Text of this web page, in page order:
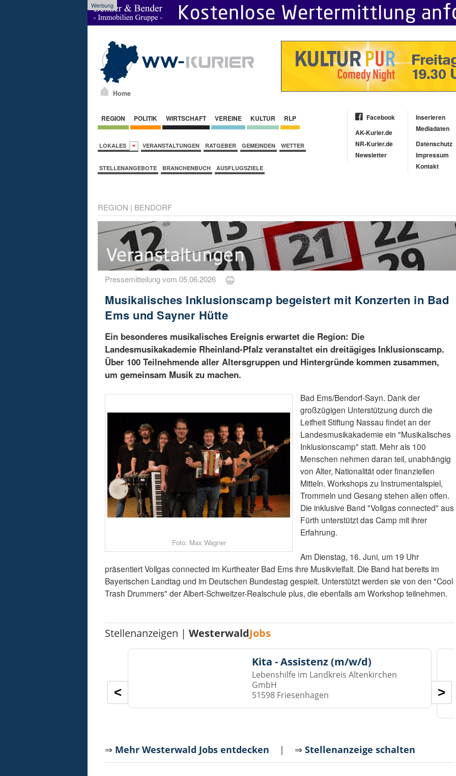
Werbung
Home
REGION POLITIK WIRTSCHAFT VEREINE KULTUR RLP
LOKALES VERANSTALTUNGEN RATGEBER GEMEINDEN WETTER
STELLENANGEBOTE BRANCHENBUCH AUSFLUGSZIELE
Facebook
AK-Kurier.de
NR-Kurier.de
Newsletter
Inserieren
Mediadaten
Datenschutz
Impressum
Kontakt
REGION | BENDORF
Pressemitteilung vom 05.06.2026
Musikalisches Inklusionscamp begeistert mit Konzerten in Bad
Ems und Sayner Hütte
Ein besonderes musikalisches Ereignis erwartet die Region: Die
Landesmusikakademie Rheinland-Pfalz veranstaltet ein dreitägiges Inklusionscamp.
Über 100 Teilnehmende aller Altersgruppen und Hintergründe kommen zusammen,
um gemeinsam Musik zu machen.
Foto: Max Wagner
Bad Ems/Bendorf-Sayn. Dank der
großzügigen Unterstützung durch die
Leifheit Stiftung Nassau findet an der
Landesmusikakademie ein "Musikalisches
Inklusionscamp" statt. Mehr als 100
Menschen nehmen daran teil, unabhängig
von Alter, Nationalität oder finanziellen
Mitteln. Workshops zu Instrumentalspiel,
Trommeln und Gesang stehen allen offen.
Die inklusive Band "Vollgas connected" aus
Fürth unterstützt das Camp mit ihrer
Erfahrung.
Am Dienstag, 16. Juni, um 19 Uhr
präsentiert Vollgas connected im Kurtheater Bad Ems ihre Musikvielfalt. Die Band hat bereits im
Bayerischen Landtag und im Deutschen Bundestag gespielt. Unterstützt werden sie von den "Cool
Trash Drummers" der Albert-Schweitzer-Realschule plus, die ebenfalls am Workshop teilnehmen.
Stellenanzeigen |WesterwaldJobs
Kita - Assistenz (m/w/d)
Lebenshilfe im Landkreis Altenkirchen
GmbH
51598 Friesenhagen
< >
⇒ Mehr Westerwald Jobs entdecken | ⇒Stellenanzeige schalten